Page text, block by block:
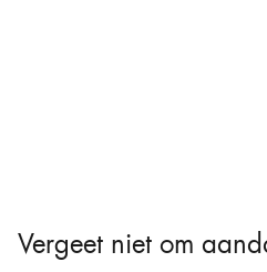
Vergeet niet om